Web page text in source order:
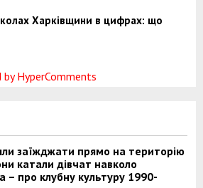
Харківщини в цифрах: що
HyperComments
заїжджати прямо на територію
катали дівчат навколо
про клубну культуру 1990-